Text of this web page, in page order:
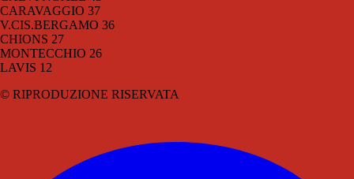
CARAVAGGIO 37
V.CIS.BERGAMO 36
CHIONS 27
MONTECCHIO 26
LAVIS 12
© RIPRODUZIONE RISERVATA